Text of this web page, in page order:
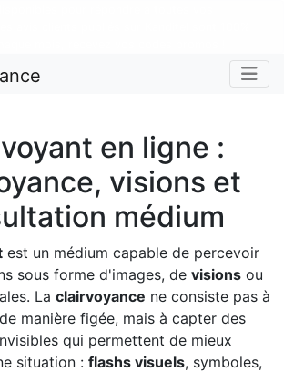
en ligne :
visions et
médium
est un médium capable de percevoir
sous forme d'images, de visions ou
La clairvoyance ne consiste pas à
manière figée, mais à capter des
qui permettent de mieux
situation : flashs visuels, symboles,